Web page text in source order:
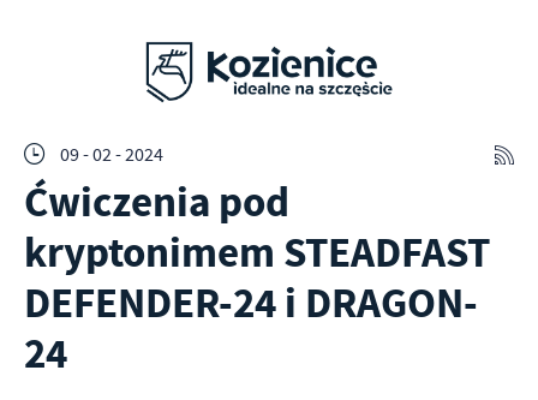
09 - 02 - 2024
Ćwiczenia pod
kryptonimem STEADFAST
DEFENDER-24 i DRAGON-
24